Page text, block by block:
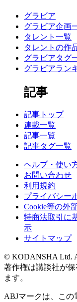
グラビア
グラビア企画
タレント一覧
タレントの作
グラビアタグ
グラビアラン
記事
記事トップ
連載一覧
記事一覧
記事タグ一覧
ヘルプ・使い
お問い合わせ
利用規約
プライバシー
Cookie等の外
特商法取引に
示
サイトマップ
© KODANSHA Ltd.
著作権は講談社が
ます。
ABJマークは、こ